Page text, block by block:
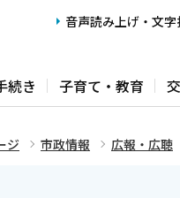
音声読み上げ・文字
続き 子育て・教育
ジ 市政情報 広報・広聴